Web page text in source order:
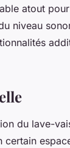
atout
niveau
du lave-
certain